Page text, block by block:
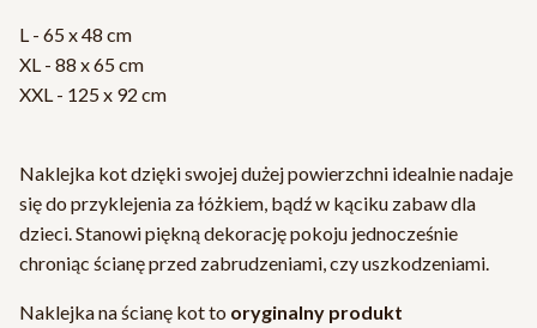
L - 65 x 48 cm
XL - 88 x 65 cm
XXL - 125 x 92 cm
Naklejka kot dzięki swojej dużej powierzchni idealnie nadaje
się do przyklejenia za łóżkiem, bądź w kąciku zabaw dla
dzieci. Stanowi piękną dekorację pokoju jednocześnie
chroniąc ścianę przed zabrudzeniami, czy uszkodzeniami.
Naklejka na ścianę kot to oryginalny produkt